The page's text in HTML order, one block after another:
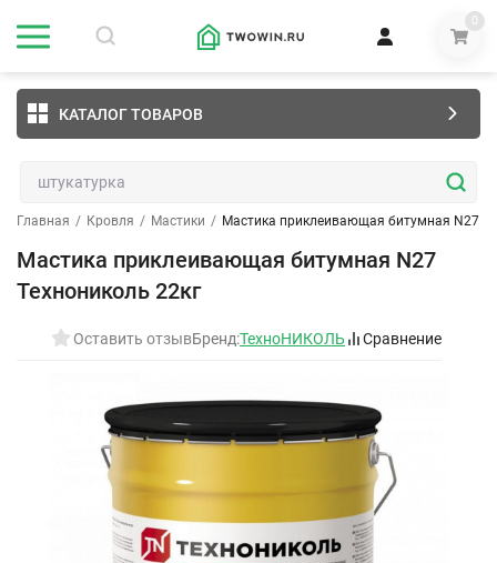
0
КАТАЛОГ ТОВАРОВ
Главная / Кровля / Мастики / Мастика приклеивающая битумная N27
Мастика приклеивающая битумная N27
Технониколь 22кг
Оставить отзывБренд:ТехноНИКОЛЬ Сравнение